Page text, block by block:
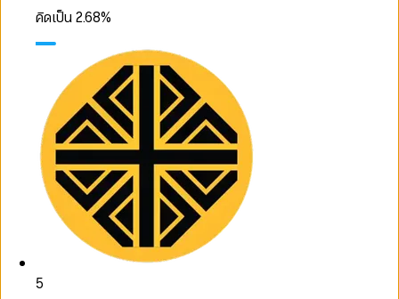
คิดเป็น2.68%
5